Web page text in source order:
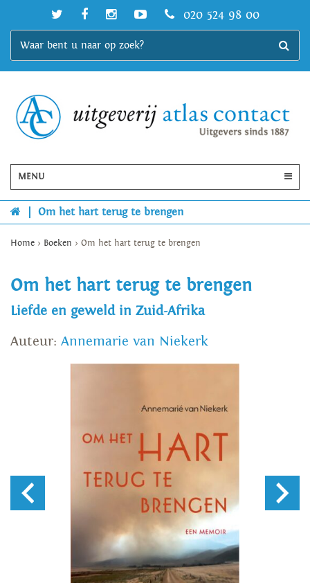
020 524 98 00
MENU
Om het hart terug te brengen
Home > Boeken > Om het hart terug te brengen
Om het hart terug te brengen
Liefde en geweld in Zuid-Afrika
Auteur: Annemarie van Niekerk